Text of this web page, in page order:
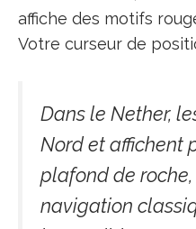
affiche des motifs
Votre curseur de
Dans le Nether,
Nord et affichent
plafond de
navigation